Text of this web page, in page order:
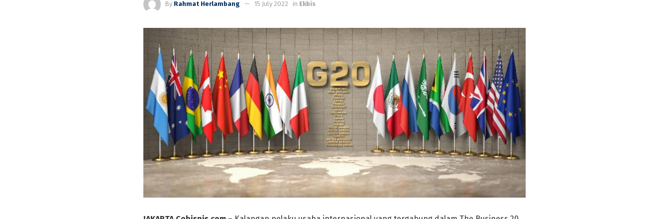
By Rahmat Herlambang 15 July 2022 in Ekbis